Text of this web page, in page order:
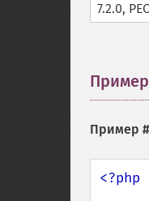
7.2.0,
Пример
<?php